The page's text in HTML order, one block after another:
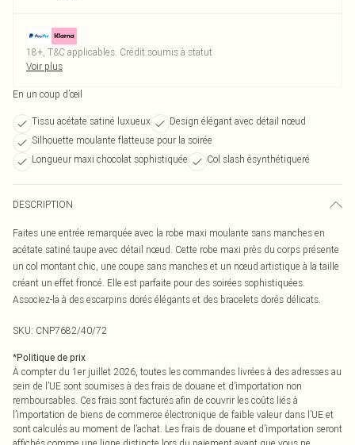
18+, T&C applicables. Crédit soumis à statut
Voir plus
En un coup d’œil
Tissu acétate satiné luxueux
Design élégant avec détail nœud
Silhouette moulante flatteuse pour la soirée
Longueur maxi chocolat sophistiquée
Col slash ésynthétiqueré
DESCRIPTION
Faites une entrée remarquée avec la robe maxi moulante sans manches en
acétate satiné taupe avec détail nœud. Cette robe maxi près du corps présente
un col montant chic, une coupe sans manches et un nœud artistique à la taille
créant un effet froncé. Elle est parfaite pour des soirées sophistiquées.
Associez-la à des escarpins dorés élégants et des bracelets dorés délicats.
SKU: CNP7682/40/72
*Politique de prix
À compter du 1er juillet 2026, toutes les commandes livrées à des adresses au
sein de l’UE sont soumises à des frais de douane et d’importation non
remboursables. Ces frais sont facturés afin de couvrir les coûts liés à
l’importation de biens de commerce électronique de faible valeur dans l’UE et
sont calculés au moment de l’achat. Les frais de douane et d’importation seront